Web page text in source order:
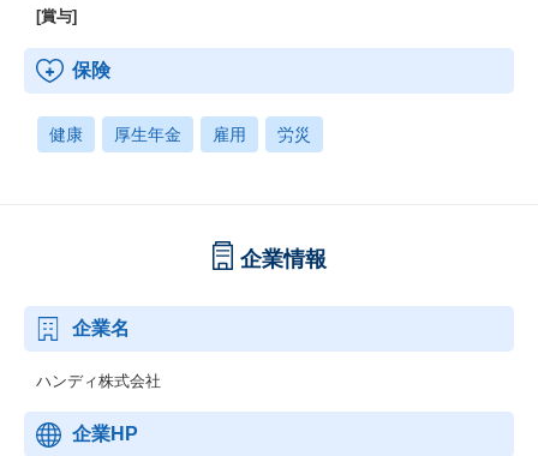
[賞与]
保険
健康 厚生年金 雇用 労災
企業情報
企業名
ハンディ株式会社
企業HP